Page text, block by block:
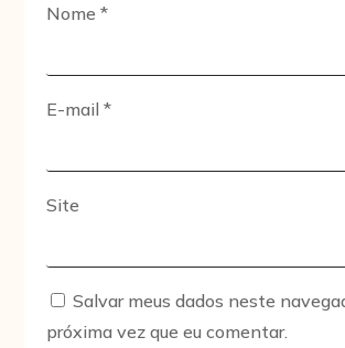
Nome*
E-mail*
Site
Salvar meus dados neste
próxima vez que eu comentar.